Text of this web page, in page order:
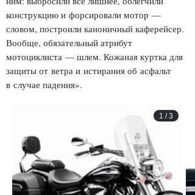
конструкцию и форсировали мотор —
словом, построили каноничный каферейсер.
Вообще, обязательный атрибут
мотоциклиста — шлем. Кожаная куртка для
защиты от ветра и истирания об асфальт
в случае падения».
1 /3